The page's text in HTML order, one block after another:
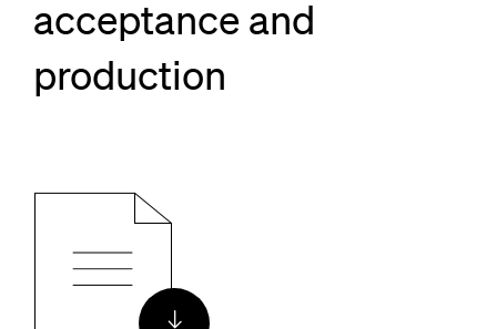
acceptance and
production